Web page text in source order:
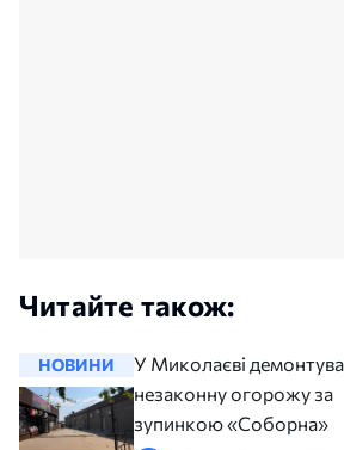
Читайте також:
НОВИНИ
У Миколаєві
незаконну огорожу за
зупинкою «Соборна»